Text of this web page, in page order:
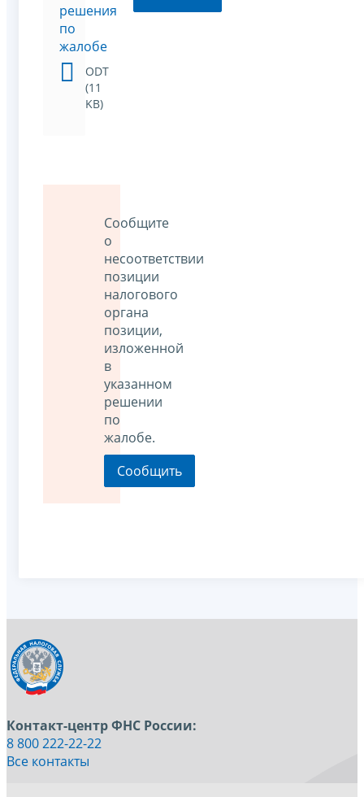
решения
по
жалобе
ODT
(11
KB)
Сообщите
о
несоответствии
позиции
налогового
органа
позиции,
изложенной
в
указанном
решении
по
жалобе.
Контакт-центр ФНС России:
8 800 222-22-22
Все контакты